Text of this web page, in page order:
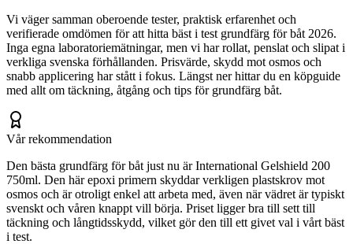
Vi väger samman oberoende tester, praktisk erfarenhet och
verifierade omdömen för att hitta bäst i test grundfärg för båt 2026.
Inga egna laboratoriemätningar, men vi har rollat, penslat och slipat i
verkliga svenska förhållanden. Prisvärde, skydd mot osmos och
snabb applicering har stått i fokus. Längst ner hittar du en köpguide
med allt om täckning, åtgång och tips för grundfärg båt.
Vår rekommendation
Den bästa grundfärg för båt just nu är International Gelshield 200
750ml. Den här epoxi primern skyddar verkligen plastskrov mot
osmos och är otroligt enkel att arbeta med, även när vädret är typiskt
svenskt och våren knappt vill börja. Priset ligger bra till sett till
täckning och långtidsskydd, vilket gör den till ett givet val i vårt bäst
i test.